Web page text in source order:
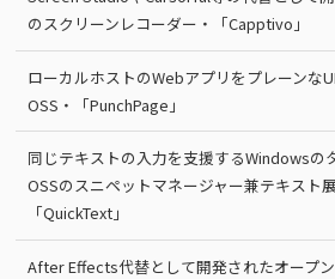
のスクリーンレコーダー・「Capptivo」
ローカルホストのWebアプリをプレーンな
OSS・「PunchPage」
同じテキストの入力を支援するWindowsの
OSSのスニペットマネージャー兼テキスト
「QuickText」
After Effects代替として開発されたオープ